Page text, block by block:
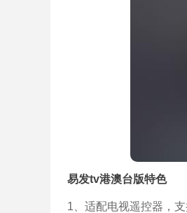
易发tv港澳台版特色
1、适配电视遥控器，